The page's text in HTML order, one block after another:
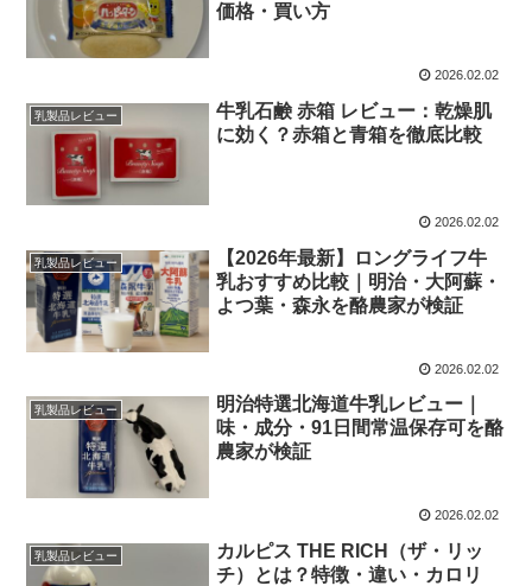
価格・買い方
2026.02.02
乳製品レビュー
牛乳石鹸 赤箱 レビュー：乾燥肌
に効く？赤箱と青箱を徹底比較
2026.02.02
乳製品レビュー
【2026年最新】ロングライフ牛
乳おすすめ比較｜明治・大阿蘇・
よつ葉・森永を酪農家が検証
2026.02.02
乳製品レビュー
明治特選北海道牛乳レビュー｜
味・成分・91日間常温保存可を酪
農家が検証
2026.02.02
乳製品レビュー
カルピス THE RICH（ザ・リッ
チ）とは？特徴・違い・カロリ